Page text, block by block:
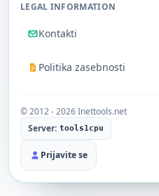
LEGAL INFORMATION
Kontakti
Politika zasebnosti
© 2012 - 2026 Inettools.net
Server: tools1cpu
Prijavite se